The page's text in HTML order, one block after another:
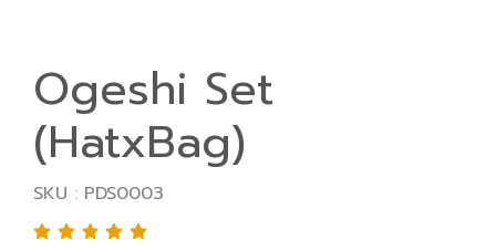
Ogeshi Set
(HatxBag)
SKU : PDS0003